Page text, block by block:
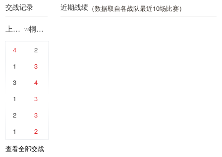
近期战绩（数据取自各战队最近10场比赛）
交战记录
上海EDG.M vs 桐乡情久
4
2
1
3
3
4
1
3
2
3
1
2
查看全部交战